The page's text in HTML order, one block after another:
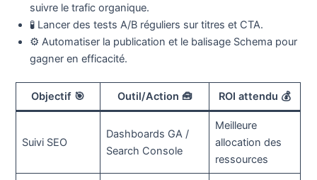
suivre le trafic organique.
🧪 Lancer des tests A/B réguliers sur titres et CTA.
⚙️ Automatiser la publication et le balisage Schema pour
gagner en efficacité.
Objectif 🎯 Outil/Action 🧰 ROI attendu 💰
Suivi SEO
Dashboards GA /
Search Console
Meilleure
allocation des
ressources